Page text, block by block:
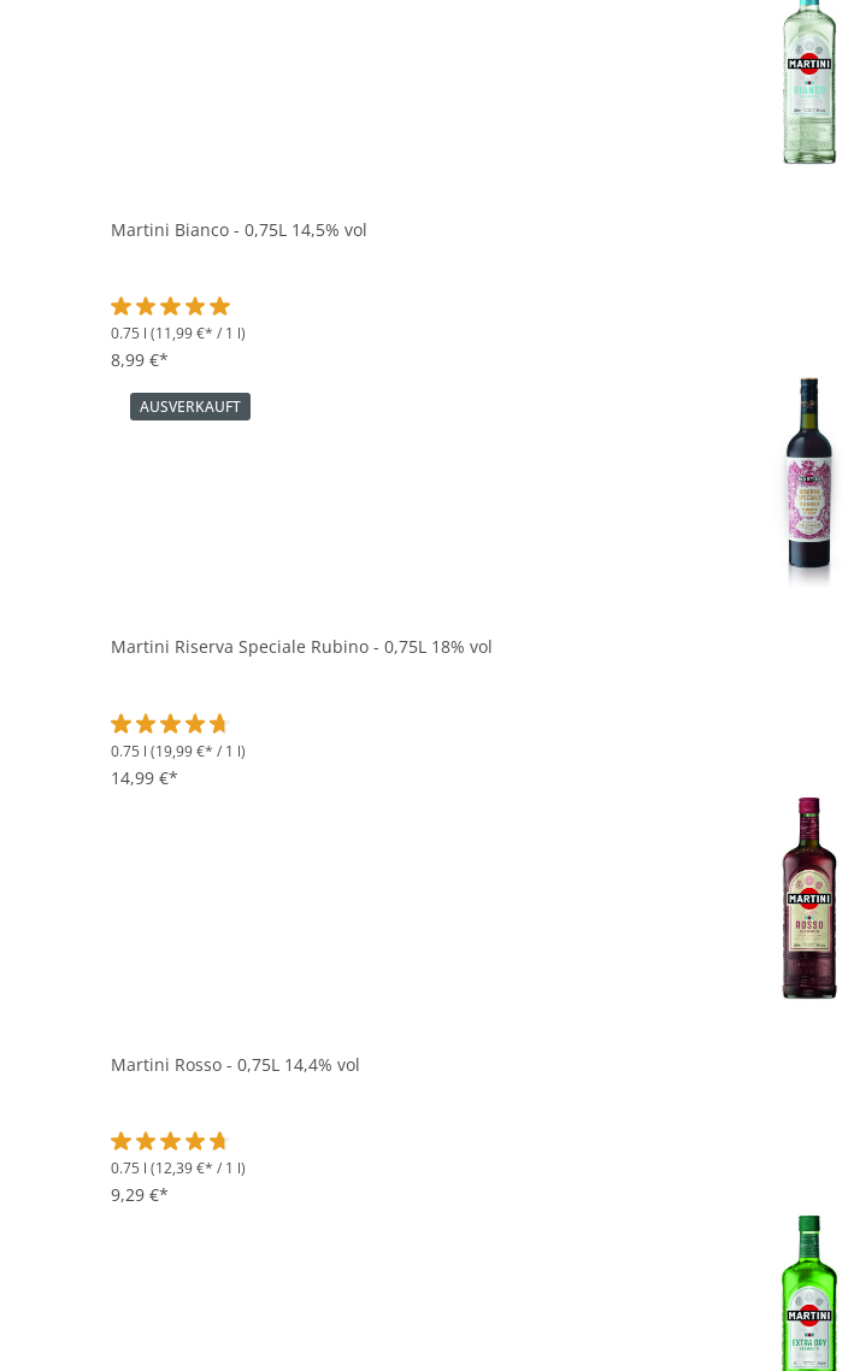
Martini Bianco - 0,75L 14,5% vol
Durchschnittliche Bewertung von 5 von 5 Sternen
0.75 l (11,99 €* / 1 l)
8,99 €*
In den Korb
AUSVERKAUFT
Martini Riserva Speciale Rubino - 0,75L 18% vol
Durchschnittliche Bewertung von 4.6 von 5 Sternen
0.75 l (19,99 €* / 1 l)
14,99 €*
Martini Rosso - 0,75L 14,4% vol
Durchschnittliche Bewertung von 4.8 von 5 Sternen
0.75 l (12,39 €* / 1 l)
9,29 €*
In den Korb